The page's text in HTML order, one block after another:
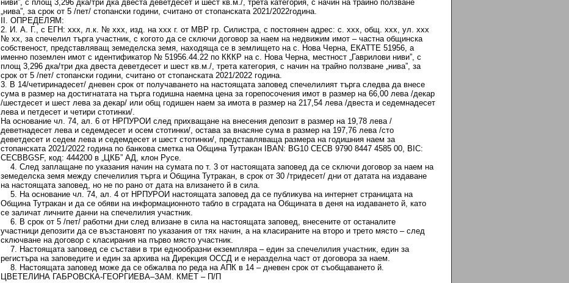
ниви”, с площ 3,296 дка/три дка двеста деветдесет и шест кв.м./, трета категория, с начин на трайно ползване
„нива”, за срок от 5 /пет/ стопански години, считано от стопанската 2021/2022година.
II. ОПРЕДЕЛЯМ:
2. И. А. Г., с ЕГН: ххх, л.к. № ххх, изд. на ххх г. от МВР гр. Силистра, с постоянен адрес: с. ххх, общ. ххх, ул. ххх
№ хх, за спечелил търга участник, с когото да се сключи договор за наем на недвижим имот – частна общинска
собственост, представляващ земеделска земя, находяща се в землището на с. Нова Черна, ЕКАТТЕ 51956, а
именно поземлен имот с идентификатор № 51956.44.22 по КККР на с. Нова Черна, местност „Гаврилови ниви”, с
площ 3,296 дка/три дка двеста деветдесет и шест кв.м./, трета категория, с начин на трайно ползване „нива”, за
срок от 5 /пет/ стопански години, считано от стопанската 2021/2022 година.
3. В 14/четиринадесет/ дневен срок от получаването на настоящата заповед спечелилият търга следва да внесе
сума в размер на достигнатата на търга годишна наемна цена за горепосочения имот в размер на 66,00 лева /декар
/шестдесет и шест лева за декар/ или общ годишен наем за имота в размер на 217,54 лева /двеста и седемнадесет
лева и петдесет и четири стотинки/.
На основание чл. 74, ал. 6 от НРПУРОИ след прихващане на внесения депозит в размер на 19,78 лева /
деветнадесет лева и седемдесет и осем стотинки/, остава за внасяне сума в размер на 197,76 лева /сто
деветдесет и седем лева и седемдесет и шест стотинки/, представляваща размера на годишния наем за
стопанската 2021/2022 година по банкова сметка на Община Тутракан IBAN: BG10 CECB 9790 8447 4585 00, BIC:
CECBBGSF, код: 444200 в „ЦКБ” АД, клон Русе.
4. След заплащане по указания начин на сумата по т. 3 от настоящата заповед да се сключи договор за наем на
земеделска земя между спечелилия търга и Община Тутракан, в срок от 30 /тридесет/ дни от датата на издаване
на настоящата заповед, но не по рано от дата на влизането й в сила.
5. На основание чл. 74, ал. 4 от НРПУРОИ настоящата заповед да се публикува на интернет страницата на
Община Тутракан и да се обяви на информационното табло в сградата на Общината в деня на издаването й, като
се заличат личните данни на спечелилия участник.
6. В срок от 5 /пет/ работни дни след влизане в сила на настоящата заповед, внесените от останалите
участници депозити да се възстановят по указания от тях начин, а на класираните на второ и трето място – след
сключване на договор с класирания на първо място участник.
7. Настоящата заповед се състави в три еднообразни екземпляра – един за спечелилия участник, един за
регистъра на заповедите и един за архива на Дирекция ОССД и е неразделна част от договора за наем.
8. Настоящата заповед може да се обжалва по реда на АПК в 14 – дневен срок от съобщаването й.
ЦВЕТЕЛИНА ГАБРОВСКА-ГЕОРГИЕВА–ЗАМ. КМЕТ – П/П